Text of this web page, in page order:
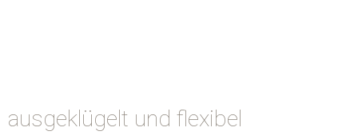
ausgeklügelt und flexibel